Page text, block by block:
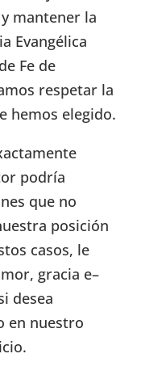
mantener la
Evangélica
Fe de
respetar la
hemos elegido.
podría
que no
posición
casos, le
gracia e–
desea
en nuestro